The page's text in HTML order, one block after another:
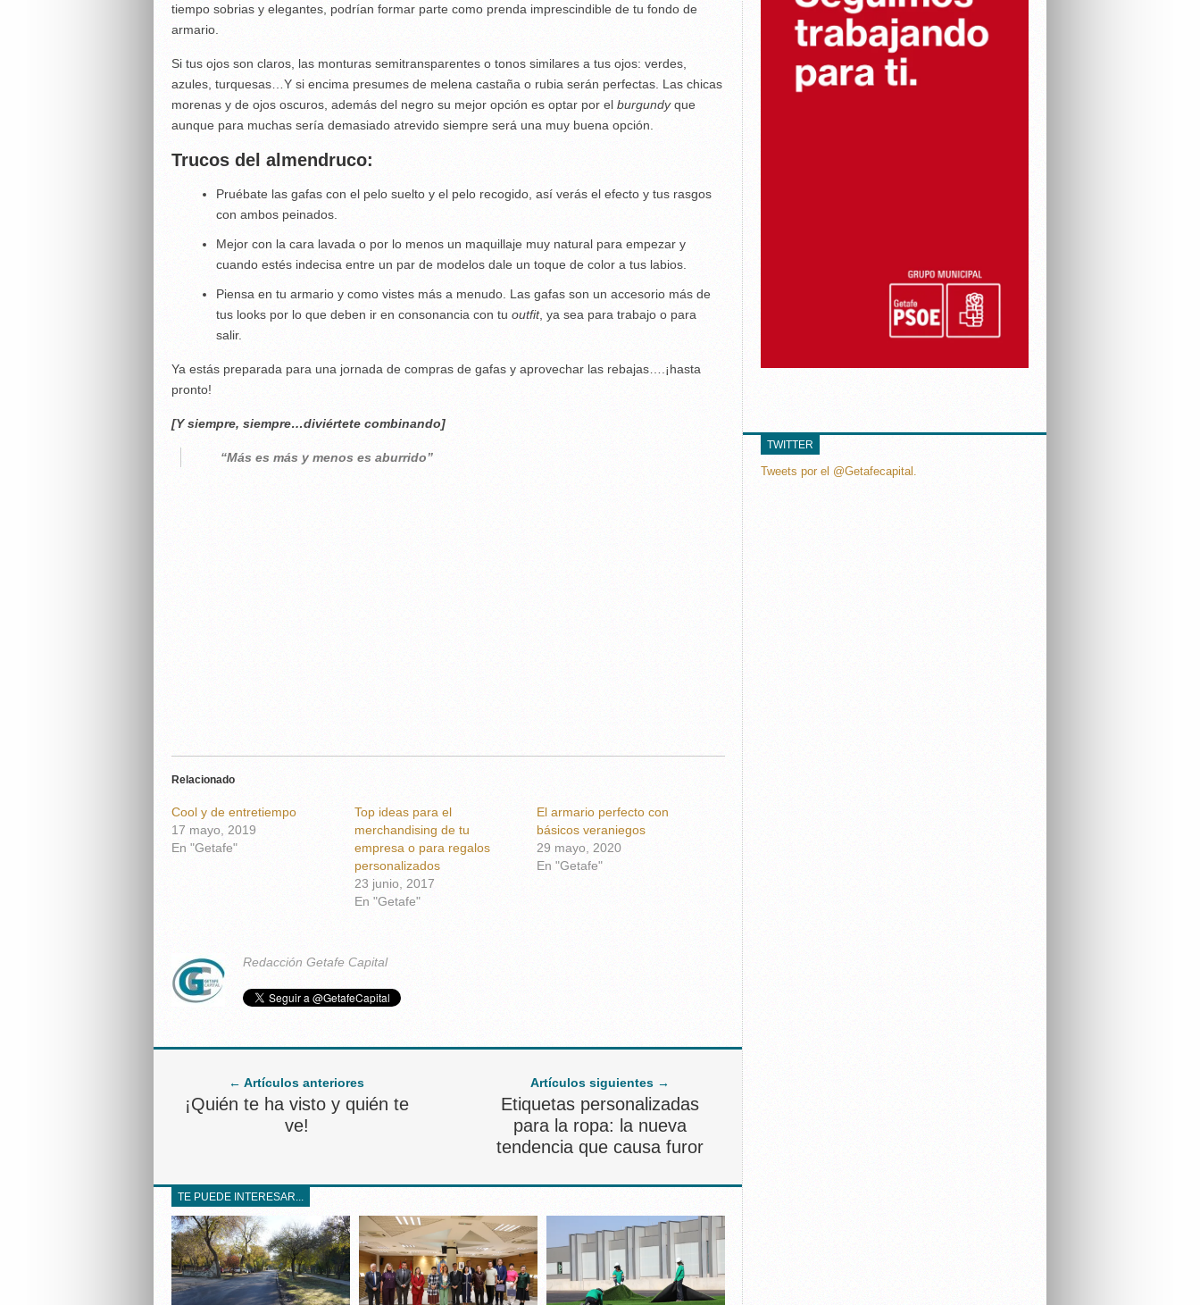
tiempo sobrias y elegantes, podrían formar parte como prenda imprescindible de tu fondo de
armario.
Si tus ojos son claros, las monturas semitransparentes o tonos similares a tus ojos: verdes,
azules, turquesas…Y si encima presumes de melena castaña o rubia serán perfectas. Las chicas
morenas y de ojos oscuros, además del negro su mejor opción es optar por el burgundyque
aunque para muchas sería demasiado atrevido siempre será una muy buena opción.
Trucos del almendruco:
Pruébate las gafas con el pelo suelto y el pelo recogido, así verás el efecto y tus rasgos
con ambos peinados.
Mejor con la cara lavada o por lo menos un maquillaje muy natural para empezar y
cuando estés indecisa entre un par de modelos dale un toque de color a tus labios.
Piensa en tu armario y como vistes más a menudo. Las gafas son un accesorio más de
tus looks por lo que deben ir en consonancia con tu outfit, ya sea para trabajo o para
salir.
Ya estás preparada para una jornada de compras de gafas y aprovechar las rebajas….¡hasta
pronto!
[Y siempre, siempre…diviértete combinando]
“Más es más y menos es aburrido”
Relacionado
Cool y de entretiempo
17 mayo, 2019
En "Getafe"
Top ideas para el
merchandising de tu
empresa o para regalos
personalizados
23 junio, 2017
En "Getafe"
El armario perfecto con
básicos veraniegos
29 mayo, 2020
En "Getafe"
Redacción Getafe Capital
← Artículos anteriores
¡Quién te ha visto y quién te
ve!
Artículos siguientes →
Etiquetas personalizadas
para la ropa: la nueva
tendencia que causa furor
TE PUEDE INTERESAR...
TWITTER
Tweets por el @Getafecapital.